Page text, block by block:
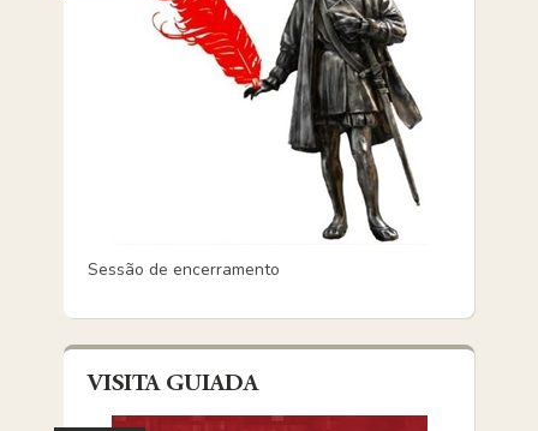
Sessão de encerramento
VISITA GUIADA